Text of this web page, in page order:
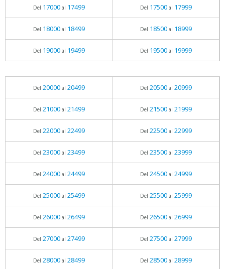
Del 17000al 17499 Del 17500al 17999
Del 18000al 18499 Del 18500al 18999
Del 19000al 19499 Del 19500al 19999
Del 20000al 20499 Del 20500al 20999
Del 21000al 21499 Del 21500al 21999
Del 22000al 22499 Del 22500al 22999
Del 23000al 23499 Del 23500al 23999
Del 24000al 24499 Del 24500al 24999
Del 25000al 25499 Del 25500al 25999
Del 26000al 26499 Del 26500al 26999
Del 27000al 27499 Del 27500al 27999
Del 28000al 28499 Del 28500al 28999